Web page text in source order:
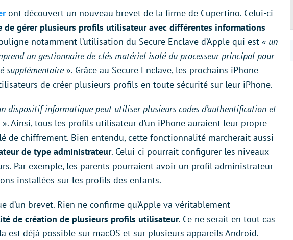
ont découvert un nouveau brevet de la firme de Cupertino. Celui-ci
de gérer plusieurs profils utilisateur avec différentes informations
notamment l’utilisation du Secure Enclave d’Apple qui est « un
un gestionnaire de clés matériel isolé du processeur principal pour
supplémentaire ». Grâce au Secure Enclave, les prochains iPhone
de créer plusieurs profils en toute sécurité sur leur iPhone.
dispositif informatique peut utiliser plusieurs codes d’authentification et
». Ainsi, tous les profils utilisateur d’un iPhone auraient leur propre
de chiffrement. Bien entendu, cette fonctionnalité marcherait aussi
de type administrateur. Celui-ci pourrait configurer les niveaux
Par exemple, les parents pourraient avoir un profil administrateur
installées sur les profils des enfants.
d’un brevet. Rien ne confirme qu’Apple va véritablement
de création de plusieurs profils utilisateur. Ce ne serait en tout cas
est déjà possible sur macOS et sur plusieurs appareils Android.